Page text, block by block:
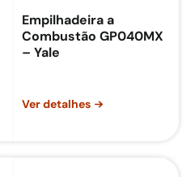
Empilhadeira a
Combustão GP040MX
– Yale
Ver detalhes